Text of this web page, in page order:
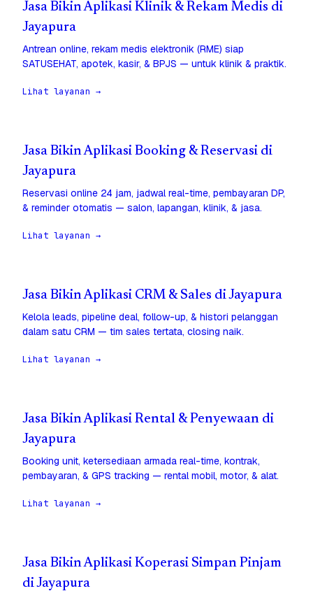
Jasa Bikin Aplikasi Klinik & Rekam Medis di
Jayapura
Antrean online, rekam medis elektronik (RME) siap
SATUSEHAT, apotek, kasir, & BPJS — untuk klinik & praktik.
Lihat layanan →
Jasa Bikin Aplikasi Booking & Reservasi di
Jayapura
Reservasi online 24 jam, jadwal real-time, pembayaran DP,
& reminder otomatis — salon, lapangan, klinik, & jasa.
Lihat layanan →
Jasa Bikin Aplikasi CRM & Sales di Jayapura
Kelola leads, pipeline deal, follow-up, & histori pelanggan
dalam satu CRM — tim sales tertata, closing naik.
Lihat layanan →
Jasa Bikin Aplikasi Rental & Penyewaan di
Jayapura
Booking unit, ketersediaan armada real-time, kontrak,
pembayaran, & GPS tracking — rental mobil, motor, & alat.
Lihat layanan →
Jasa Bikin Aplikasi Koperasi Simpan Pinjam
di Jayapura